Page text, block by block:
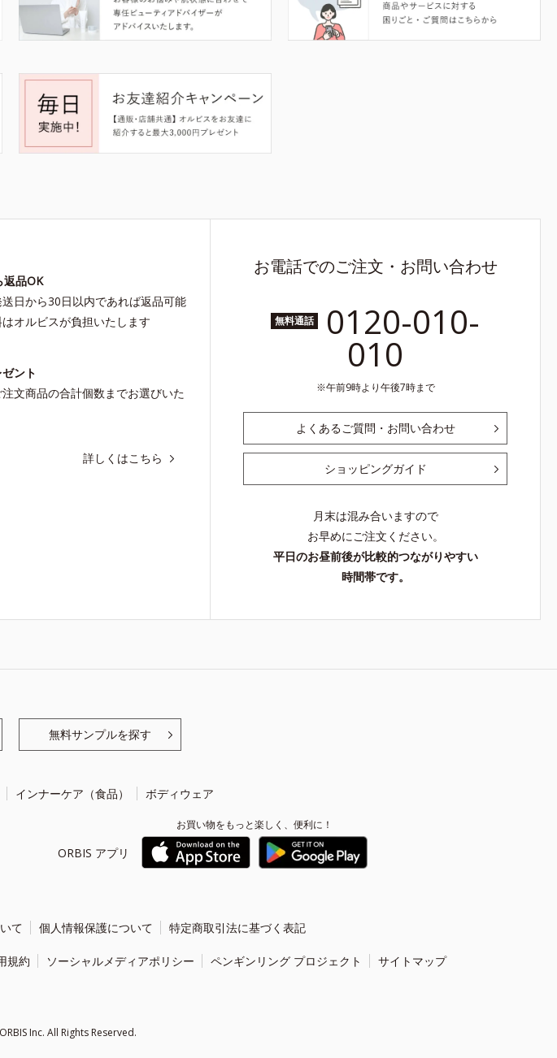
返品OK
日から30日以内であれば返品可能
オルビスが負担いたします
ント
文商品の合計個数までお選びいた
詳しくはこちら
お電話でのご注文・お問い合わせ
無料通話 0120-010-
010
午前9時より午後7時まで
よくあるご質問・お問い合わせ
ショッピングガイド
月末は混み合いますので
お早めにご注文ください。
平日のお昼前後が比較的つながりやすい
時間帯です。
無料サンプルを探す
インナーケア（食品） ボディウェア
ORBIS アプリ
お買い物をもっと楽しく、便利に！
て 個人情報保護について 特定商取引法に基づく表記
規約 ソーシャルメディアポリシー ペンギンリング プロジェクト サイトマップ
ORBIS Inc. All Rights Reserved.